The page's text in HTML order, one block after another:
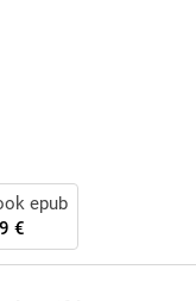
epub
€